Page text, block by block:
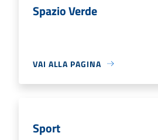
Spazio Verde
VAI ALLA PAGINA
Sport